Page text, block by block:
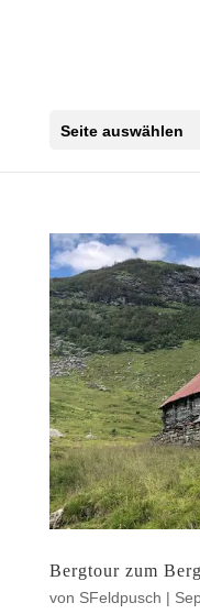
Seite auswählen
Bergtour zum
von SFeldpusch |